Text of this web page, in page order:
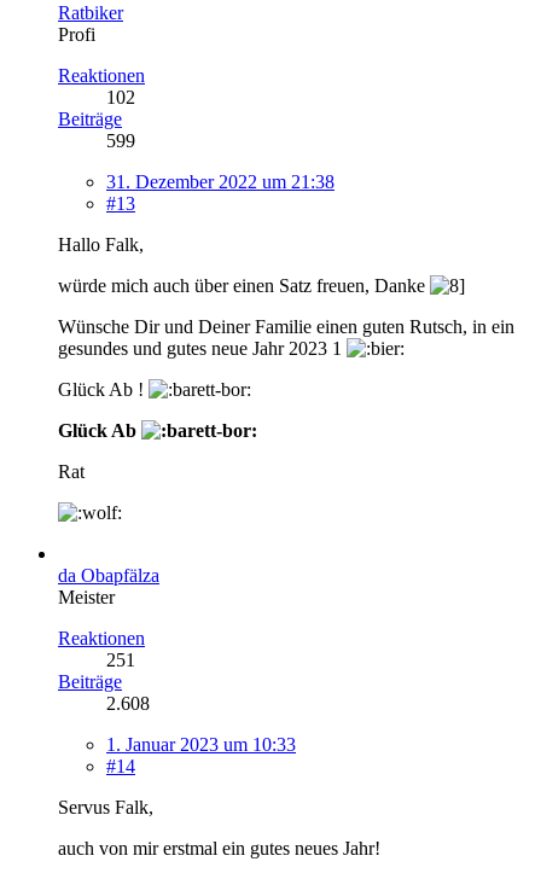
Ratbiker
Profi
Reaktionen
102
Beiträge
599
31. Dezember 2022 um 21:38
#13
Hallo Falk,
würde mich auch über einen Satz freuen, Danke
Wünsche Dir und Deiner Familie einen guten Rutsch, in ein
gesundes und gutes neue Jahr 2023 1
Glück Ab !
Glück Ab
Rat
da Obapfälza
Meister
Reaktionen
251
Beiträge
2.608
1. Januar 2023 um 10:33
#14
Servus Falk,
auch von mir erstmal ein gutes neues Jahr!